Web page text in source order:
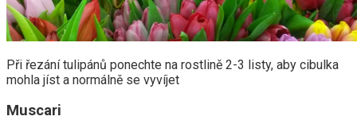
Při řezání tulipánů ponechte na rostlině 2-3 listy, aby cibulka
mohla jíst a normálně se vyvíjet
Muscari